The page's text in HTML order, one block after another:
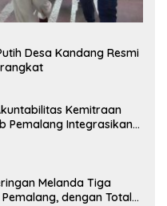
Desa Kandang Resmi
Kemitraan
Pemalang Integrasikan
Melanda Tiga
dengan Total